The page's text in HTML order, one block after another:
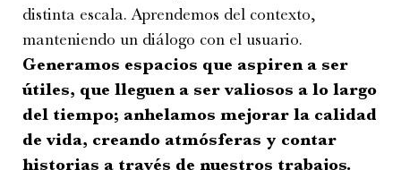
distinta escala. Aprendemos del contexto,
manteniendo un diálogo con el usuario.
Generamos espacios que aspiren a ser
útiles, que lleguen a ser valiosos a lo largo
del tiempo; anhelamos mejorar la calidad
de vida, creando atmósferas y contar
historias a través de nuestros trabajos.